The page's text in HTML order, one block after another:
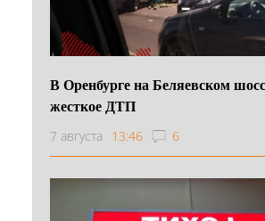
В Оренбурге на Беляевском
жесткое ДТП
7 августа 13:46 6